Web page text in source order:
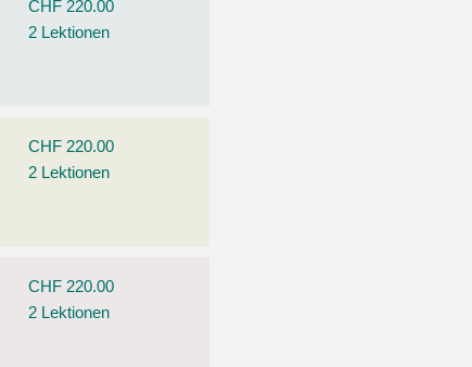
CHF 220.00
2 Lektionen
CHF 220.00
2 Lektionen
CHF 220.00
2 Lektionen